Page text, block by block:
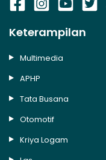
Keterampilan
Multimedia
APHP
Tata Busana
Otomotif
Kriya Logam